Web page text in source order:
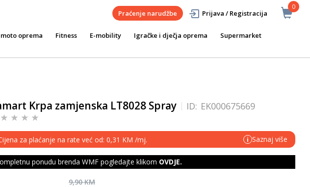
0
Praćenje narudžbe Prijava / Registracija
oprema Fitness E-mobility Igračke i dječja oprema
Supermarket
Krpa zamjenska LT8028 Spray ID: EK000675669
za plaćanje na rate već od: 0,31 KM /mj. i Saznaj više
ponudu brenda WMF pogledajte klikom OVDJE.
9,90 KM